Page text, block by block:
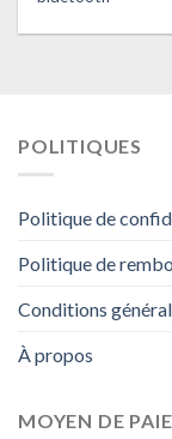
POLITIQUES
Politique de
Politique de
Conditions
À propos
MOYEN DE